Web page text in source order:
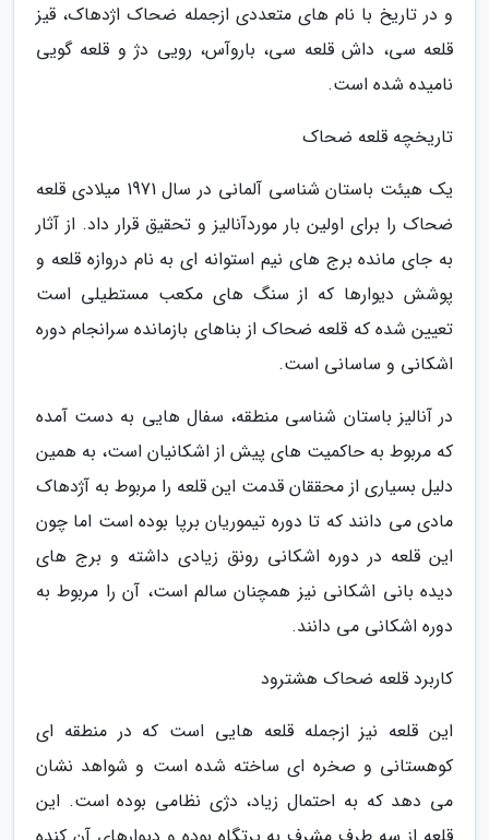
و در تاریخ با نام های متعددی ازجمله ضحاک اژدهاک، قیز
قلعه سی، داش قلعه سی، باروآس، رویی دژ و قلعه گویی
نامیده شده است.
تاریخچه قلعه ضحاک
یک هیئت باستان شناسی آلمانی در سال 1971 میلادی قلعه
ضحاک را برای اولین بار موردآنالیز و تحقیق قرار داد. از آثار
به جای مانده برج های نیم استوانه ای به نام دروازه قلعه و
پوشش دیوارها که از سنگ های مکعب مستطیلی است
تعیین شده که قلعه ضحاک از بناهای بازمانده سرانجام دوره
اشکانی و ساسانی است.
در آنالیز باستان شناسی منطقه، سفال هایی به دست آمده
که مربوط به حاکمیت های پیش از اشکانیان است، به همین
دلیل بسیاری از محققان قدمت این قلعه را مربوط به آژدهاک
مادی می دانند که تا دوره تیموریان برپا بوده است اما چون
این قلعه در دوره اشکانی رونق زیادی داشته و برج های
دیده بانی اشکانی نیز همچنان سالم است، آن را مربوط به
دوره اشکانی می دانند.
کاربرد قلعه ضحاک هشترود
این قلعه نیز ازجمله قلعه هایی است که در منطقه ای
کوهستانی و صخره ای ساخته شده است و شواهد نشان
می دهد که به احتمال زیاد، دژی نظامی بوده است. این